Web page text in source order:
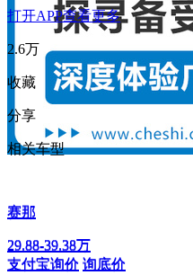
赛那
29.88-39.38万
支付宝询价 询底价
打开APP查看更多
2.6万
收藏
分享
相关车型
赛那
29.88-39.38万
支付宝询价 询底价